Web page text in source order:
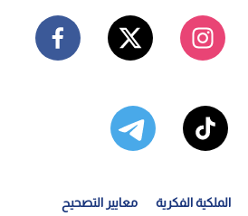
الملكية الفكرية معايير التصحيح